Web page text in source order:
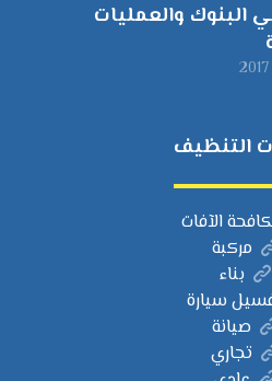
البنوك والعمليات
التنظيف
الآفات
مركبة
بناء
سيارة
صيانة
تجاري